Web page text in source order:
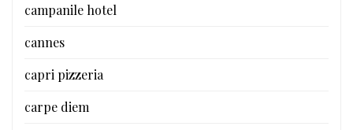
campanile hotel
cannes
capri pizzeria
carpe diem